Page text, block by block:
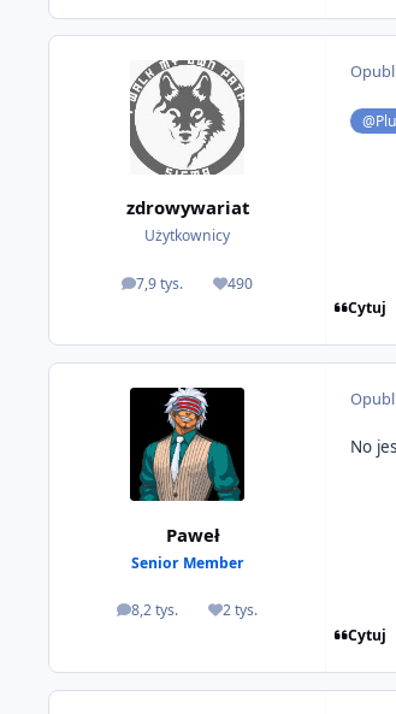
zdrowywariat
Użytkownicy
7,9 tys.
odpowiedzi490
Reputacja
Cytuj
Paweł
Senior Member
8,2 tys.
odpowiedzi2 tys.
Reputacja
No
Cytuj